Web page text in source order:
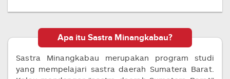
Apa itu Sastra Minangkabau?
Sastra Minangkabau merupakan program studi
yang mempelajari sastra daerah Sumatera Barat.